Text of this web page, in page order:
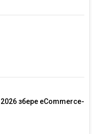
збере eCommerce-